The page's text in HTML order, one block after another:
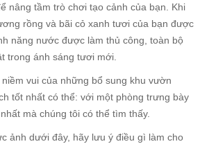
nâng tầm trò chơi tạo cảnh của bạn. Khi
rồng và bãi cỏ xanh tươi của bạn được
năng nước được làm thủ công, toàn bộ
trong ánh sáng tươi mới.
vui của những bổ sung khu vườn
tốt nhất có thể: với một phòng trưng bày
mà chúng tôi có thể tìm thấy.
ảnh dưới đây, hãy lưu ý điều gì làm cho